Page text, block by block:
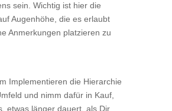
sein. Wichtig ist hier die
Augenhöhe, die es erlaubt
Anmerkungen platzieren zu
Implementieren die Hierarchie
und nimm dafür in Kauf,
etwas länger dauert, als Dir